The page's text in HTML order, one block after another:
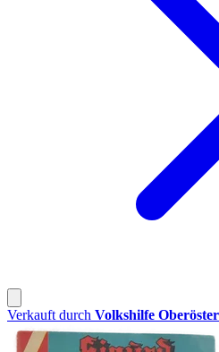
Verkauft durch Volkshilfe